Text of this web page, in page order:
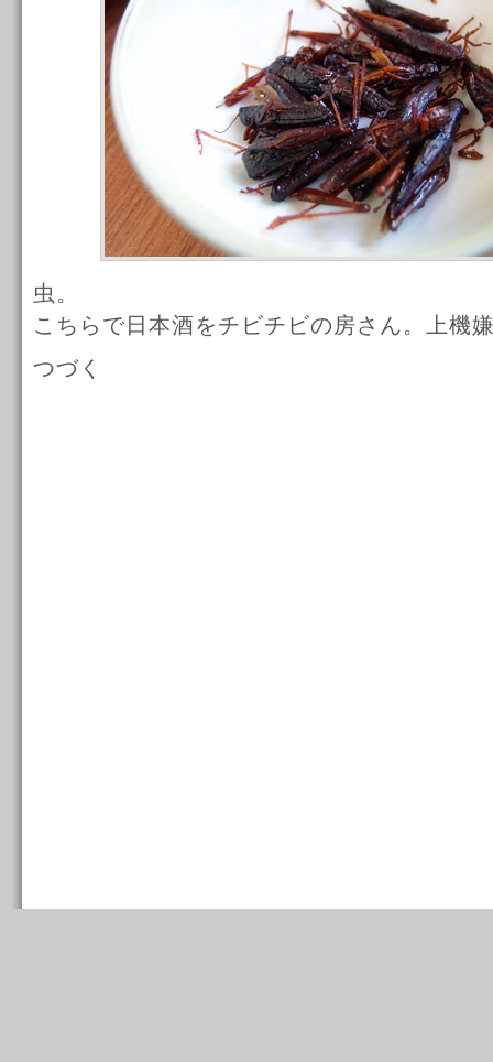
虫。
こちらで日本酒をチビチビの房さん。上機
つづく